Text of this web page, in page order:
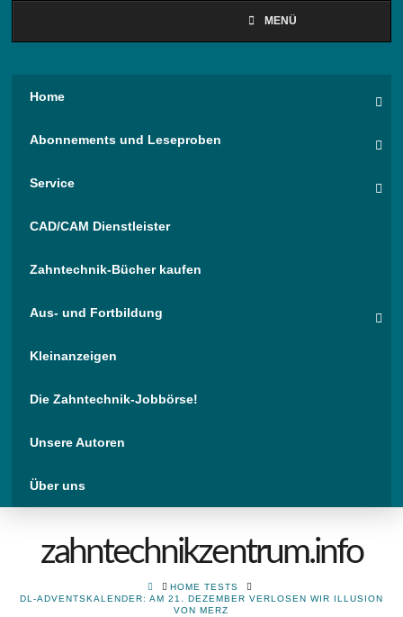
MENÜ
Home
Abonnements und Leseproben
Service
CAD/CAM Dienstleister
Zahntechnik-Bücher kaufen
Aus- und Fortbildung
Kleinanzeigen
Die Zahntechnik-Jobbörse!
Unsere Autoren
Über uns
zahntechnikzentrum.info
HOMEHOME TESTS
DL-ADVENTSKALENDER: AM 21. DEZEMBER VERLOSEN WIR ILLUSION
VON MERZ